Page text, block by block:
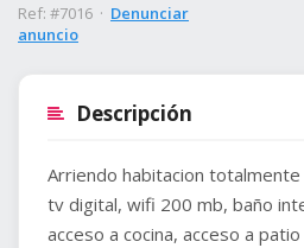
Ref: #7016 · Denunciar
anuncio
Descripción
Arriendo habitacion totalmente
tv digital, wifi 200 mb, baño
acceso a cocina, acceso a